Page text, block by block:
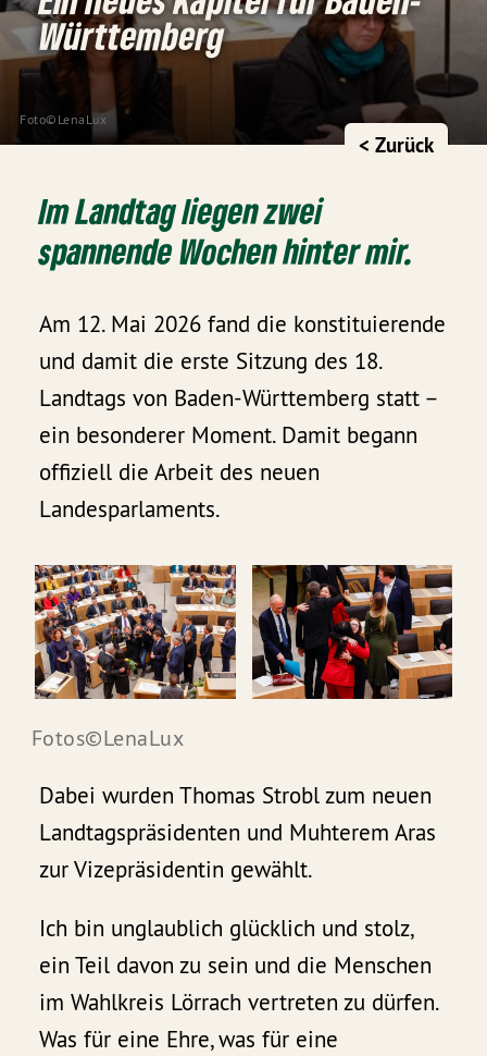
Foto©LenaLux
Württemberg
< Zurück
Im Landtag liegen zwei
spannende Wochen hinter mir.
Am 12. Mai 2026 fand die konstituierende
und damit die erste Sitzung des 18.
Landtags von Baden-Württemberg statt –
ein besonderer Moment. Damit begann
offiziell die Arbeit des neuen
Landesparlaments.
Fotos©LenaLux
Dabei wurden Thomas Strobl zum neuen
Landtagspräsidenten und Muhterem Aras
zur Vizepräsidentin gewählt.
Ich bin unglaublich glücklich und stolz,
ein Teil davon zu sein und die Menschen
im Wahlkreis Lörrach vertreten zu dürfen.
Was für eine Ehre, was für eine